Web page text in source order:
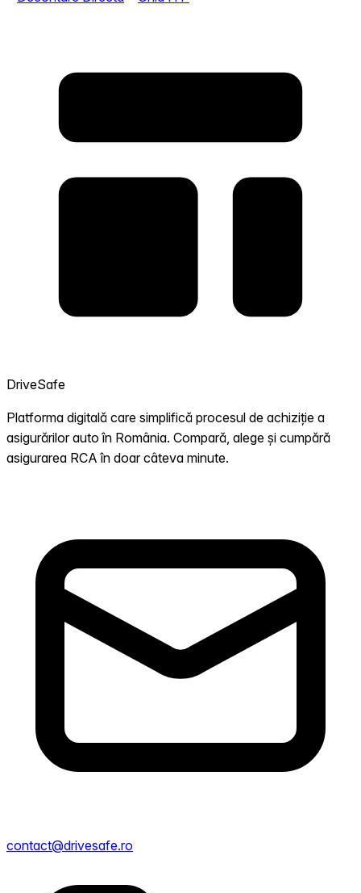
DriveSafe
Platforma digitală care simplifică procesul de achiziție a
asigurărilor auto în România. Compară, alege și cumpără
asigurarea RCA în doar câteva minute.
contact@drivesafe.ro